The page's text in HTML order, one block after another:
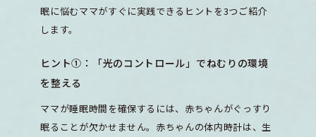
眠に悩むママがすぐに実践できるヒントを3つご紹介
します。
ヒント①：「光のコントロール」でねむりの環境
を整える
ママが睡眠時間を確保するには、赤ちゃんがぐっすり
眠ることが欠かせません。赤ちゃんの体内時計は、生